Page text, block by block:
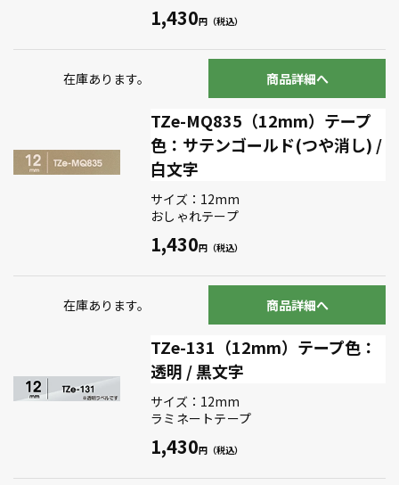
1,430
在庫あります。 商品詳細へ
TZe-MQ835（12mm）テープ
色：サテンゴールド(つや消し) /
白文字
サイズ：12mm
おしゃれテープ
1,430
在庫あります。 商品詳細へ
TZe-131（12mm）テープ色：
透明 / 黒文字
サイズ：12mm
ラミネートテープ
1,430